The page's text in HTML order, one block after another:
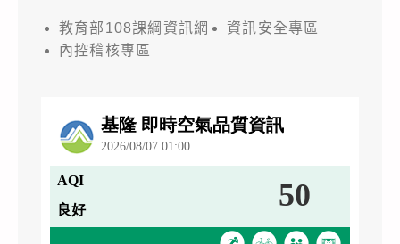
教育部108課綱資訊網
資訊安全專區
內控稽核專區